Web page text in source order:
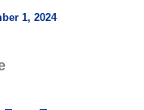
1, 2024